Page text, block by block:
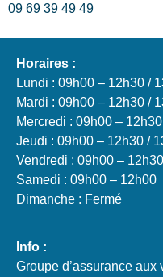
09 69 39 49 49
Horaires :
Lundi : 09h00 – 12h30 /
Mardi : 09h00 – 12h30 /
Mercredi : 09h00 –
Jeudi : 09h00 – 12h30 /
Vendredi : 09h00 –
Samedi : 09h00 – 12h00
Dimanche : Fermé
Info :
Groupe d’assurance